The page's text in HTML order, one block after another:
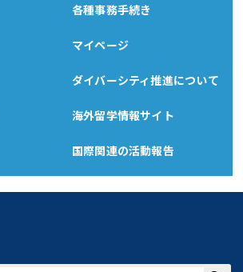
各種事務手続き
マイページ
ダイバーシティ推進について
海外留学情報サイト
国際関連の活動報告